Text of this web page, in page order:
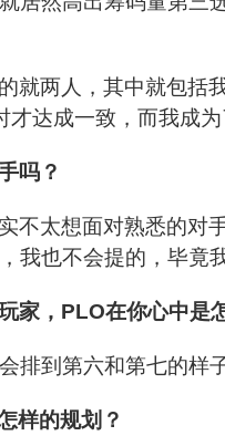
就两人，其中就包括
达成一致，而我成为
吗？
不太想面对熟悉的对
我也不会提的，毕竟
家，PLO在你心中是
排到第六和第七的样
样的规划？